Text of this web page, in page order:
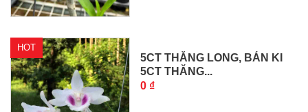
HOT
5CT THĂNG LONG, BÁN KI
5CT THĂNG...
0 ₫